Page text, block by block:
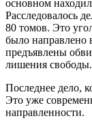
основном
Расследовалось
80 томов. Это
было направлено
предъявлены
лишения свободы.
Последнее дело,
Это уже
направленности.